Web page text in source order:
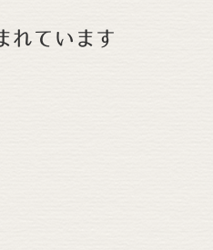
れています